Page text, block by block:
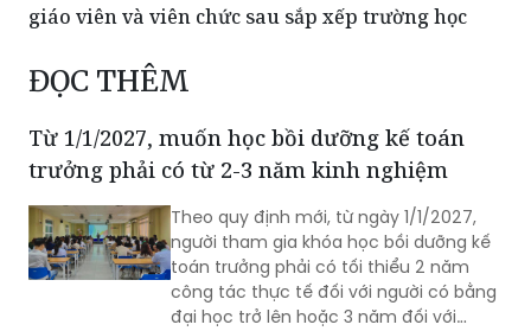
ĐỌC THÊM
Từ 1/1/2027, muốn học bồi dưỡng kế toán
Theo quy định mới, từ ngày 1/1/2027,
người tham gia khóa học bồi dưỡng kế
toán trưởng phải có tối thiểu 2 năm
công tác thực tế đối với người có bằng
đại học trở lên hoặc 3 năm đối với
người có bằng trung cấp, cao đẳng
chuyên ngành tài chính, kế toán, kiểm
Chính phủ thông qua hồ sơ 2 dự án luật